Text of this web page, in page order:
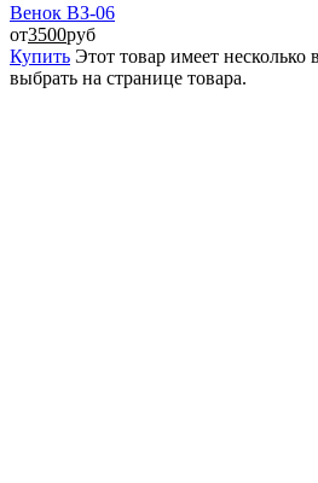
Венок ВЗ-06
от3500руб
Купить Этот товар имеет
выбрать на странице товара.